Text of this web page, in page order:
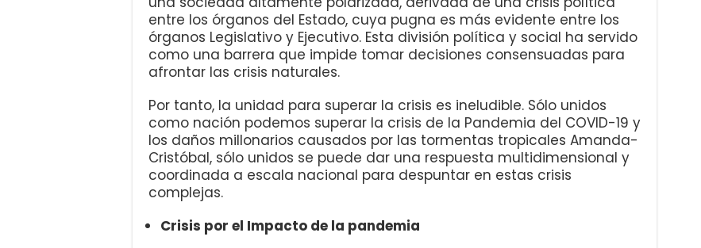
entre los órganos del Estado, cuya pugna es más evidente entre los
órganos Legislativo y Ejecutivo. Esta división política y social ha servido
como una barrera que impide tomar decisiones consensuadas para
afrontar las crisis naturales.
Por tanto, la unidad para superar la crisis es ineludible. Sólo unidos
como nación podemos superar la crisis de la Pandemia del COVID-19 y
los daños millonarios causados por las tormentas tropicales Amanda-
Cristóbal, sólo unidos se puede dar una respuesta multidimensional y
coordinada a escala nacional para despuntar en estas crisis
complejas.
Crisis por el Impacto de la pandemia